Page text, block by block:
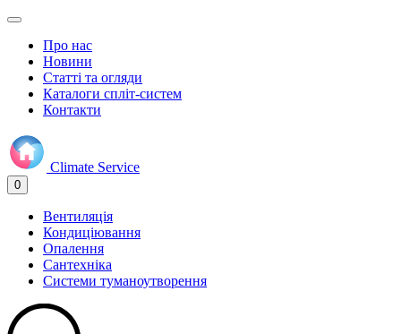
Про нас
Новини
Статті та огляди
Каталоги спліт-систем
Контакти
Climate Service
0
Вентиляція
Кондиціювання
Опалення
Сантехніка
Системи туманоутворення